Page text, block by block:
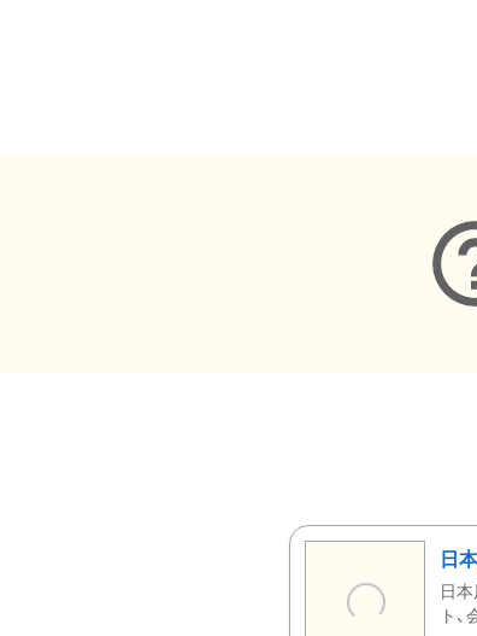
日
日
ト